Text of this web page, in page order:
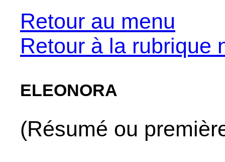
Retour au menu
Retour à la rubrique
eleonora
(Résumé ou